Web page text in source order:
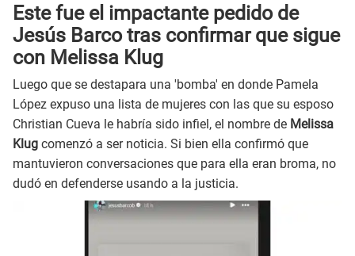
Este fue el impactante pedido de
Jesús Barco tras confirmar que sigue
con Melissa Klug
Luego que se destapara una 'bomba' en donde Pamela
López expuso una lista de mujeres con las que su esposo
Christian Cueva le habría sido infiel, el nombre de Melissa
Klug comenzó a ser noticia. Si bien ella confirmó que
mantuvieron conversaciones que para ella eran broma, no
dudó en defenderse usando a la justicia.